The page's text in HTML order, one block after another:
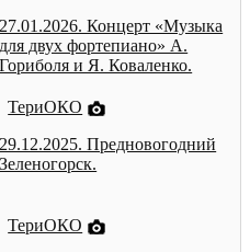
27.01.2026. Концерт «Музыка
для двух фортепиано» А.
Гориболя и Я. Коваленко.
ТериОКО
29.12.2025. Предновогодний
Зеленогорск.
ТериОКО